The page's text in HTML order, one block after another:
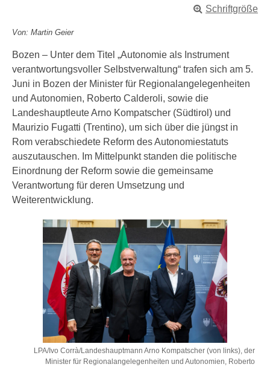
Schriftgröße
Von: Martin Geier
Bozen – Unter dem Titel „Autonomie als Instrument
verantwortungsvoller Selbstverwaltung“ trafen sich am 5.
Juni in Bozen der Minister für Regionalangelegenheiten
und Autonomien, Roberto Calderoli, sowie die
Landeshauptleute Arno Kompatscher (Südtirol) und
Maurizio Fugatti (Trentino), um sich über die jüngst in
Rom verabschiedete Reform des Autonomiestatuts
auszutauschen. Im Mittelpunkt standen die politische
Einordnung der Reform sowie die gemeinsame
Verantwortung für deren Umsetzung und
Weiterentwicklung.
LPA/Ivo Corrà/Landeshauptmann Arno Kompatscher (von links), der
Minister für Regionalangelegenheiten und Autonomien, Roberto